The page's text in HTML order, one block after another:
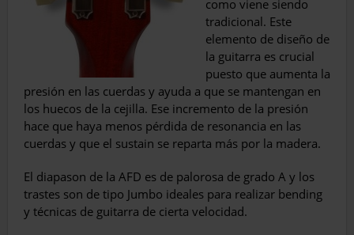
como viene siendo
tradicional. Este
elemen­to de diseño de
la guitarra es crucial
puesto que aumenta la
presión en las cuerdas y ayuda a que se mantengan en
los huecos de la cejilla. Ese incremento de la presión
hace que haya menos pérdida de resonancia en las
cuerdas y que el sustain se reparta más por la madera.
El diapason de la AFD es de palorosa de grado A y los
trastes son de tipo Jumbo ideales para realizar bending
y técnicas de guitarra de cierta velocidad.